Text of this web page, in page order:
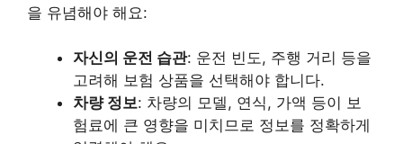
을 유념해야 해요:
자신의 운전 습관: 운전 빈도, 주행 거리 등을
고려해 보험 상품을 선택해야 합니다.
차량 정보: 차량의 모델, 연식, 가액 등이 보
험료에 큰 영향을 미치므로 정보를 정확하게